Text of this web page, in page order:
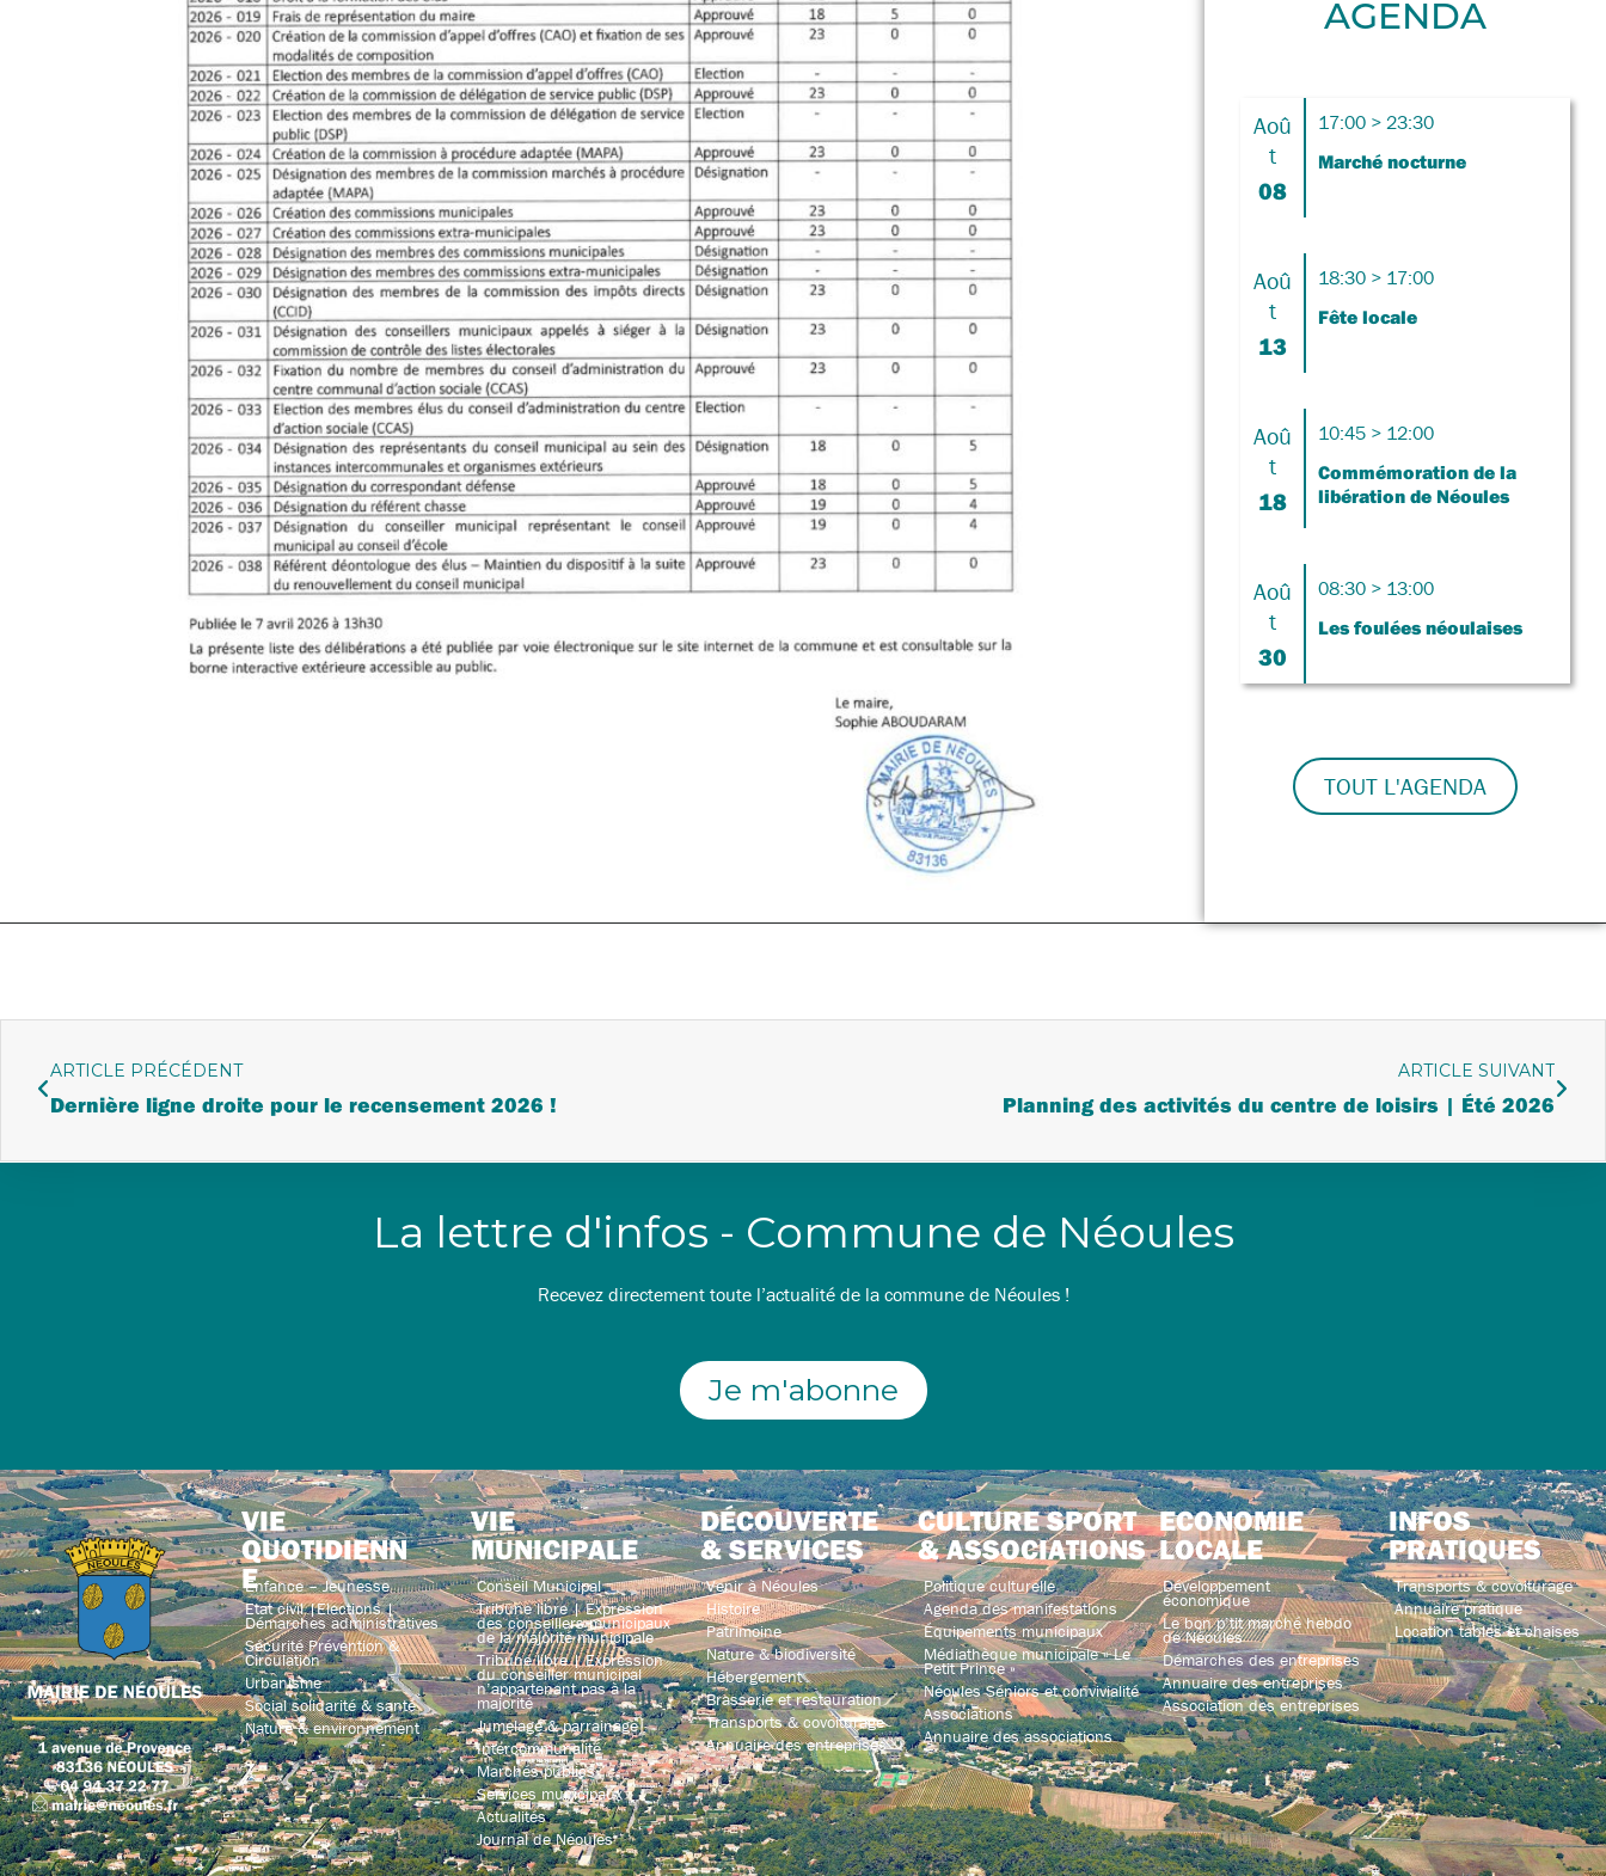
AGENDA
Aoû
t
08
17:00 > 23:30
Marché nocturne
Aoû
t
13
18:30 > 17:00
Fête locale
Aoû
t
18
10:45 > 12:00
Commémoration de la
libération de Néoules
Aoû
t
30
08:30 > 13:00
Les foulées néoulaises
TOUT L'AGENDA
ARTICLE PRÉCÉDENT
Dernière ligne droite pour le recensement 2026 !
ARTICLE SUIVANT
Planning des activités du centre de loisirs | Été 2026
La lettre d'infos - Commune de Néoules
Recevez directement toute l’actualité de la commune de Néoules !
Je m'abonne
VIE
QUOTIDIENN
E
Enfance – Jeunesse
Etat civil |Elections |
Démarches administratives
Sécurité Prévention &
Circulation
Urbanisme
Social solidarité & santé
Nature & environnement
VIE
MUNICIPALE
Conseil Municipal
Tribune libre | Expression
des conseillers municipaux
de la majorité municipale
Tribune libre | Expression
du conseiller municipal
n’appartenant pas à la
majorité
Jumelage & parrainage
Intercommunalité
Marchés publics
Services municipaux
Actualités
Journal de Néoules
DÉCOUVERTE
& SERVICES
Venir à Néoules
Histoire
Patrimoine
Nature & biodiversité
Hébergement
Brasserie et restauration
Transports & covoiturage
Annuaire des entreprises
CULTURE SPORT
& ASSOCIATIONS
Politique culturelle
Agenda des manifestations
Équipements municipaux
Médiathèque municipale « Le
Petit Prince »
Néoules Séniors et convivialité
Associations
Annuaire des associations
ECONOMIE
LOCALE
Développement
économique
Le bon p’tit marché hebdo
de Néoules
Démarches des entreprises
Annuaire des entreprises
Association des entreprises
INFOS
PRATIQUES
Transports & covoiturage
Annuaire pratique
Location tables et chaises